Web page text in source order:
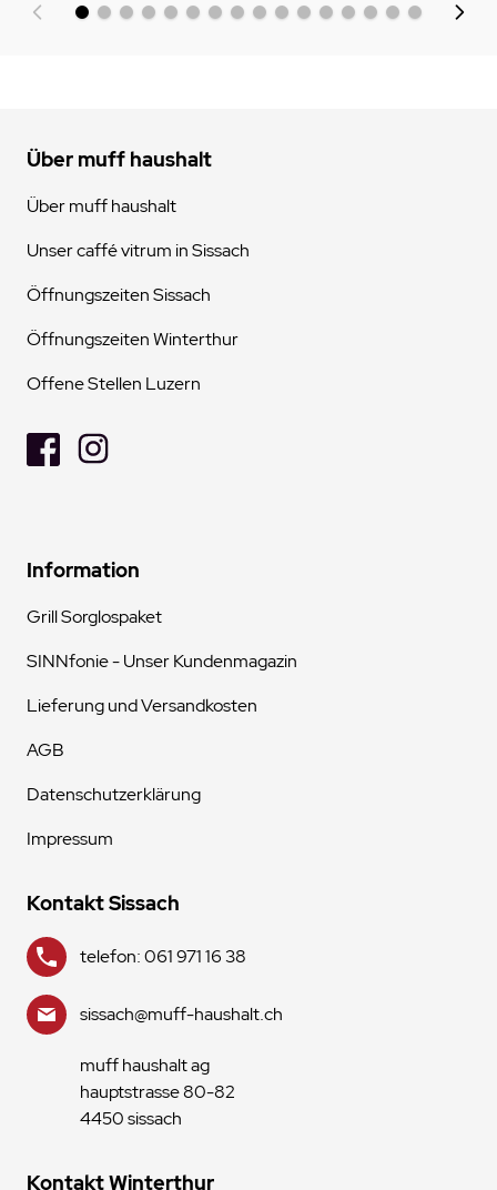
Über muff haushalt
Über muff haushalt
Unser caffé vitrum in Sissach
Öffnungszeiten Sissach
Öffnungszeiten Winterthur
Offene Stellen Luzern
Information
Grill Sorglospaket
SINNfonie - Unser Kundenmagazin
Lieferung und Versandkosten
AGB
Datenschutzerklärung
Impressum
Kontakt Sissach
telefon: 061 971 16 38
sissach@muff-haushalt.ch
muff haushalt ag
hauptstrasse 80-82
4450 sissach
Kontakt Winterthur